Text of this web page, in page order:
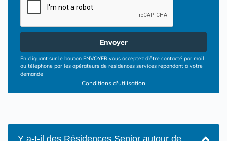
Envoyer
En cliquant sur le bouton ENVOYER vous acceptez d’être contacté par mail
ou téléphone par les opérateurs de résidences services répondant à votre
demande
Conditions d'utilisation
Y a-t-il des Résidences Senior autour de